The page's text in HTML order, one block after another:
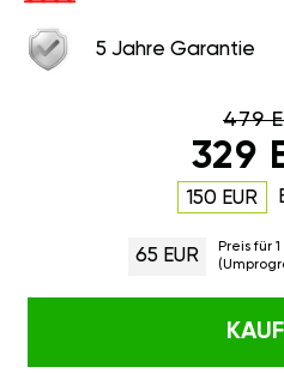
5 Jahre Garantie
479
329
150 EUR
65 EUR
Preis für